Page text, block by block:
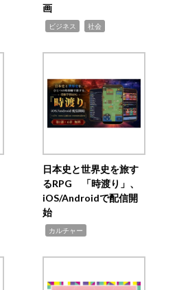
画
ビジネス 社会
日本史と世界史を旅す
るRPG 「時渡り」、
iOS/Androidで配信開
始
カルチャー